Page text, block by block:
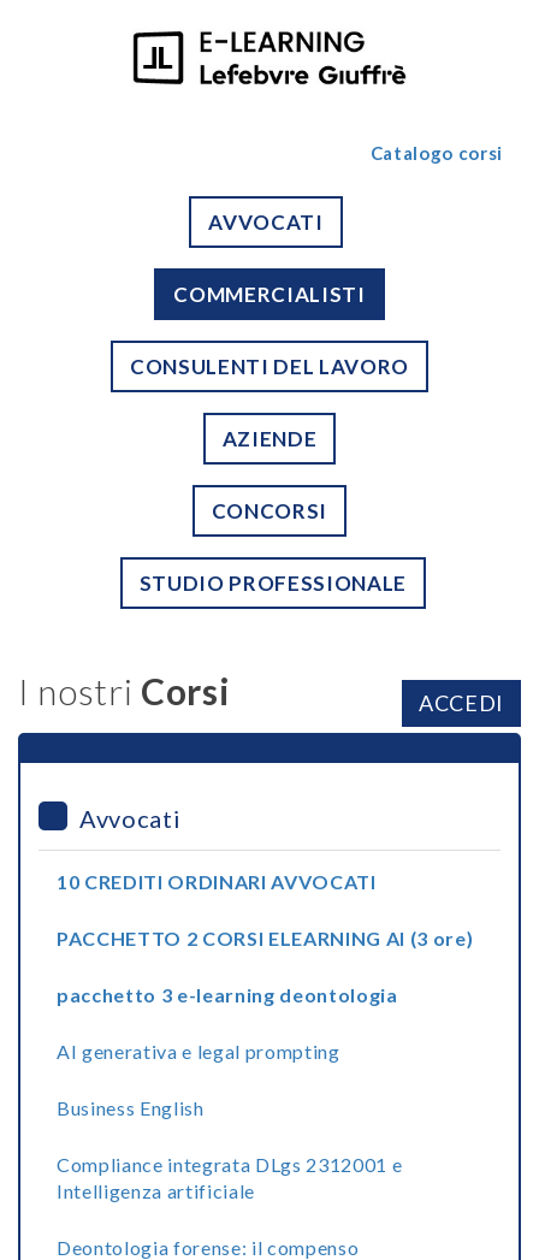
Catalogo corsi
AVVOCATI
COMMERCIALISTI
CONSULENTI DEL LAVORO
AZIENDE
CONCORSI
STUDIO PROFESSIONALE
I nostri Corsi ACCEDI
Avvocati
10 CREDITI ORDINARI AVVOCATI
PACCHETTO 2 CORSI ELEARNING AI (3 ore)
pacchetto 3 e-learning deontologia
AI generativa e legal prompting
Business English
Compliance integrata DLgs 2312001 e
Intelligenza artificiale
Deontologia forense: il compenso